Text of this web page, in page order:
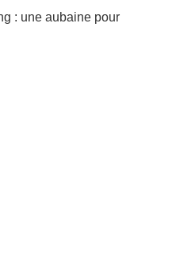
: une aubaine pour